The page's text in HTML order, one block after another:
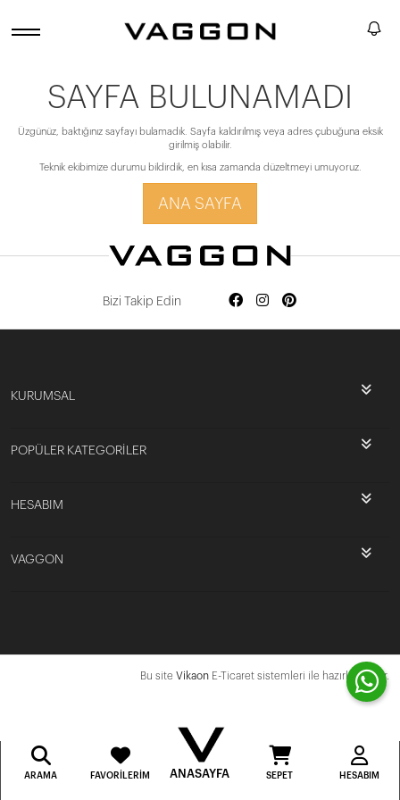
SAYFA BULUNAMADI
Üzgünüz, baktığınız sayfayı bulamadık. Sayfa kaldırılmış veya adres çubuğuna eksik
girilmiş olabilir.
Teknik ekibimize durumu bildirdik, en kısa zamanda düzeltmeyi umuyoruz.
ANA SAYFA
Bizi Takip Edin
KURUMSAL
POPÜLER KATEGORİLER
HESABIM
VAGGON
Bu site Vikaon E-Ticaret sistemleri ile hazırlanmıştır.
ARAMA FAVORILERIM ANASAYFA SEPET HESABIM